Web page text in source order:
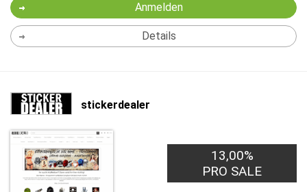
Anmelden
Details
stickerdealer
13,00%
PRO SALE